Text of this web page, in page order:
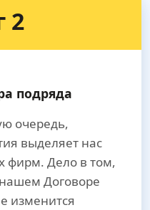
2
подряда
очередь,
выделяет нас
фирм. Дело в том,
Договоре
изменится